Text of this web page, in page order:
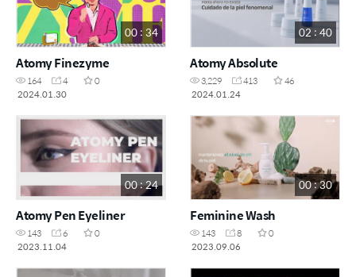
00 : 34
Atomy Finezyme
164 4
0
2024.01.30
02 : 40
Atomy Absolute
3,229 413
46
2024.01.24
00 : 24
Atomy Pen Eyeliner
143 6
0
2023.11.04
00 : 30
Feminine Wash
143 8
0
2023.09.06